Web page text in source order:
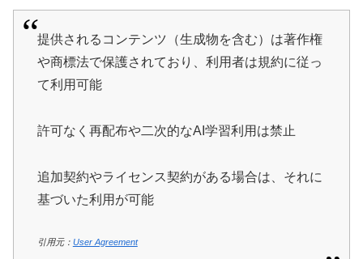
提供されるコンテンツ（生成物を含む）は著作権
や商標法で保護されており、利用者は規約に従っ
て利用可能
許可なく再配布や二次的なAI学習利用は禁止
追加契約やライセンス契約がある場合は、それに
基づいた利用が可能
引用元： User Agreement